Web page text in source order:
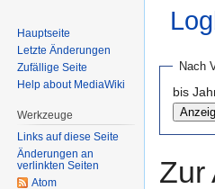
springen
springen
Nach
bis
Zur
Hauptseite
Letzte Änderungen
Zufällige Seite
Help about MediaWiki
Werkzeuge
Links auf diese Seite
Änderungen an
verlinkten Seiten
Atom